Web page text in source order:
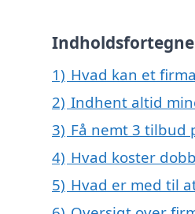
1) Hvad kan et
2) Indhent altid
3) Få nemt 3 tilbud
4) Hvad koster
5) Hvad er med til